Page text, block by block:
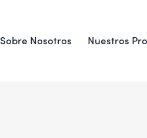
Sobre Nosotros Nuestros